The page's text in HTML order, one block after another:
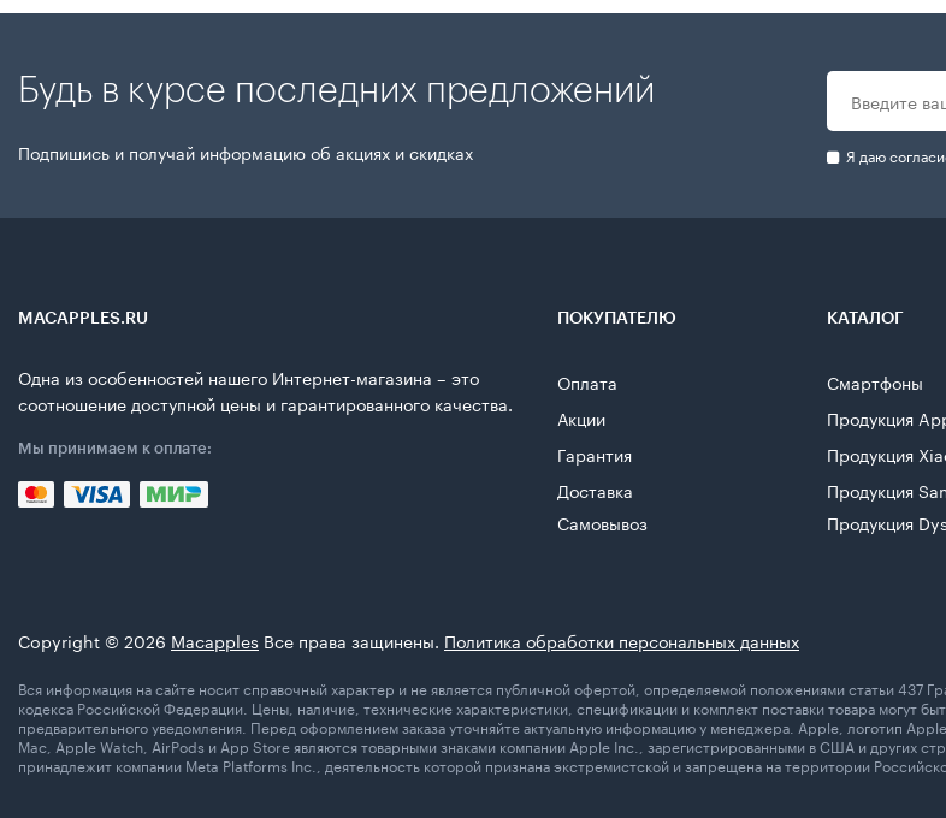
Будь в курсе последних предложений
Подпишись и получай информацию об акциях и скидках Я даю
MACAPPLES.RU
Одна из особенностей нашего Интернет-магазина – это
соотношение доступной цены и гарантированного качества.
Мы принимаем к оплате:
ПОКУПАТЕЛЮ
Оплата
Акции
Гарантия
Доставка
Самовывоз
КАТАЛОГ
Смартфоны
Продукция
Продукция
Продукция
Продукция
Copyright © 2026 Macapples Все права защинены. Политика обработки персональных данных
Вся информация на сайте носит справочный характер и не является публичной офертой, определяемой положениями статьи 437
кодекса Российской Федерации. Цены, наличие, технические характеристики, спецификации и комплект поставки товара могут
предварительного уведомления. Перед оформлением заказа уточняйте актуальную информацию у менеджера. Apple, логотип
Mac, Apple Watch, AirPods и App Store являются товарными знаками компании Apple Inc., зарегистрированными в США и других
принадлежит компании Meta Platforms Inc., деятельность которой признана экстремистской и запрещена на территории